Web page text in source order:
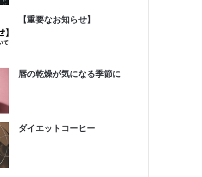
【重要なお知らせ】
唇の乾燥が気になる季節に
ダイエットコーヒー